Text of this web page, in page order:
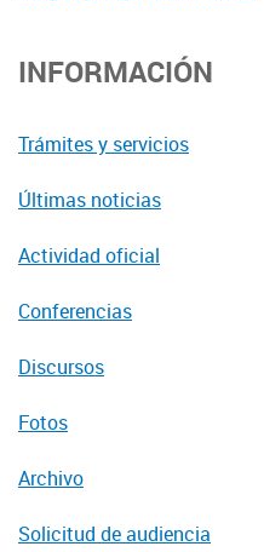
INFORMACIÓN
Trámites y servicios
Últimas noticias
Actividad oficial
Conferencias
Discursos
Fotos
Archivo
Solicitud de audiencia